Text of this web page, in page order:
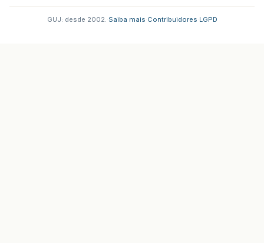
GUJ: desde 2002. Saiba mais Contribuidores LGPD